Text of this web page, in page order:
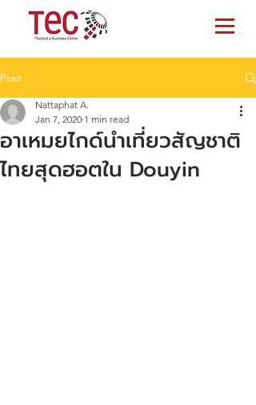
Post
อาเหมยไกด์นำเที่ยวสัญชาติ
ไทยสุดฮอตใน Douyin
Nattaphat A.
Jan 7, 2020 1 min read